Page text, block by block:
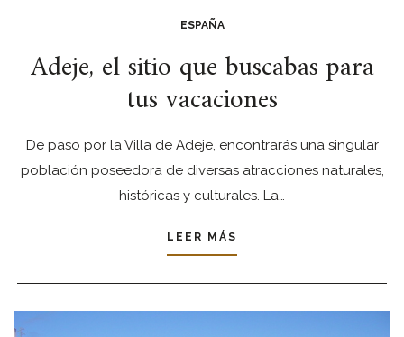
ESPAÑA
Adeje, el sitio que buscabas para
tus vacaciones
De paso por la Villa de Adeje, encontrarás una singular
población poseedora de diversas atracciones naturales,
históricas y culturales. La…
LEER MÁS